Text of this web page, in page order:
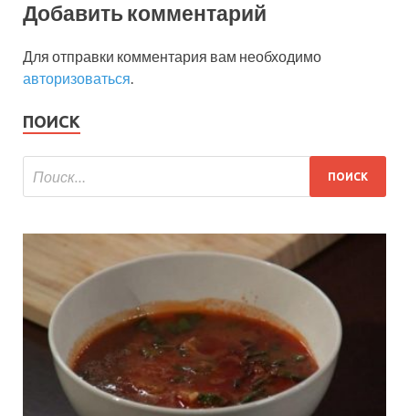
Добавить комментарий
Для отправки комментария вам необходимо
авторизоваться.
ПОИСК